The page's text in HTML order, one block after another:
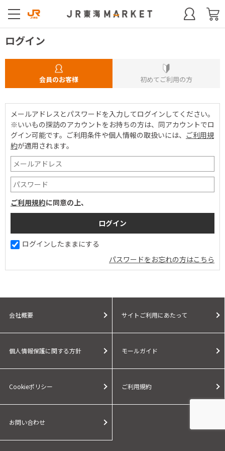
ログイン
会員のお客様 初めてご利用の方
メールアドレスとパスワードを入力してログインしてください。
※いいもの探訪のアカウントをお持ちの方は、同アカウントでロ
グイン可能です。 ご利用条件や個人情報の取扱いには、 ご利用規
約が適用されます。
ご利用規約に同意の上、
ログインしたままにする
パスワードをお忘れの方はこちら
会社概要 サイトご利用にあたって
個人情報保護に関する方針 モールガイド
Cookieポリシー ご利用規約
お問い合わせ